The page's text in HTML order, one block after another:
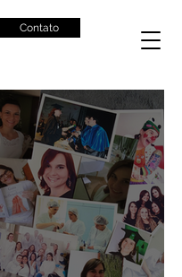
Contato